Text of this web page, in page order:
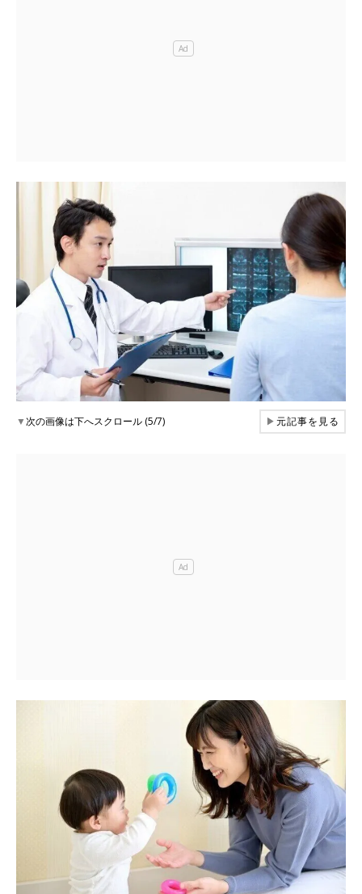
▼次の画像は下へスクロール (5/7) ▶元記事を見る